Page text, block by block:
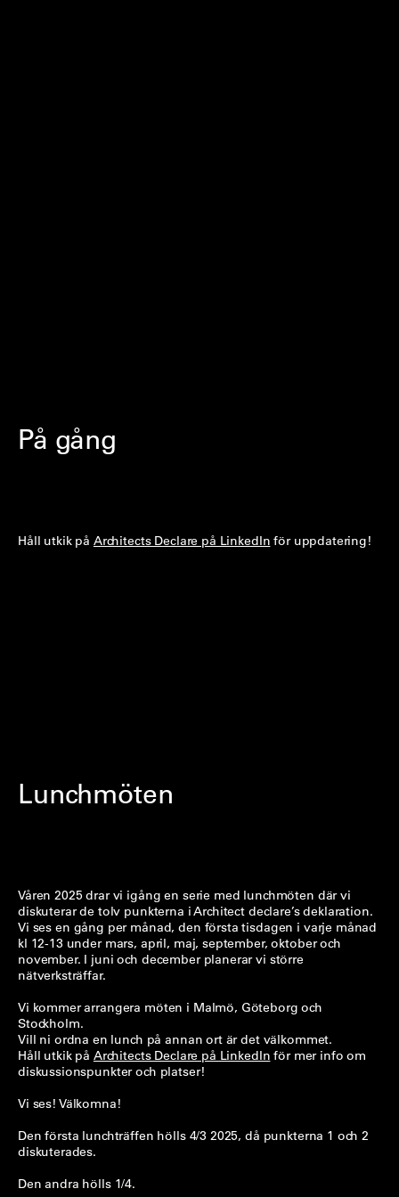
På gång
Håll utkik på Architects Declare på LinkedIn för uppdatering!
Lunchmöten
Våren 2025 drar vi igång en serie med lunchmöten där vi
diskuterar de tolv punkterna i Architect declare’s deklaration.
Vi ses en gång per månad, den första tisdagen i varje månad
kl 12-13 under mars, april, maj, september, oktober och
november. I juni och december planerar vi större
nätverksträffar.
Vi kommer arrangera möten i Malmö, Göteborg och
Stockholm.
Vill ni ordna en lunch på annan ort är det välkommet.
Håll utkik på Architects Declare på LinkedIn för mer info om
diskussionspunkter och platser!
Vi ses! Välkomna!
Den första lunchträffen hölls 4/3 2025, då punkterna 1 och 2
diskuterades.
Den andra hölls 1/4.